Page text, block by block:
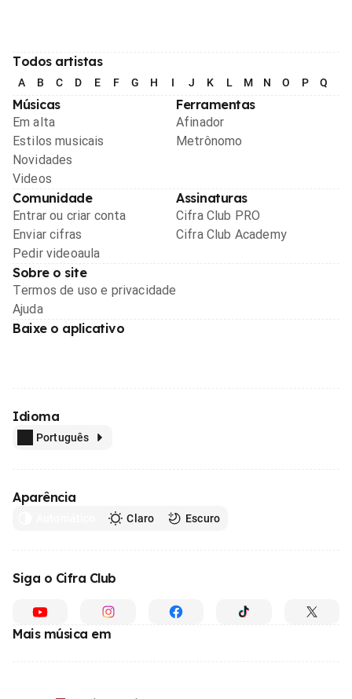
Todos artistas
A B C D E F G H I J K L M N O P Q
Músicas
Em alta
Estilos musicais
Novidades
Videos
Ferramentas
Afinador
Metrônomo
Comunidade
Entrar ou criar conta
Enviar cifras
Pedir videoaula
Assinaturas
Cifra Club PRO
Cifra Club Academy
Sobre o site
Termos de uso e privacidade
Ajuda
Baixe o aplicativo
Idioma
Português
Aparência
Claro Escuro
Siga o Cifra Club
Mais música em